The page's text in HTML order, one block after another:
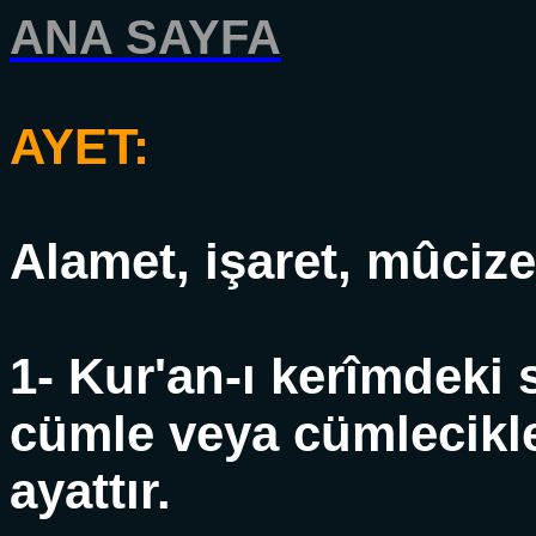
ANA SAYFA
AYET:
Alamet, işaret,
1- Kur'an-ı
cümle veya
ayattır.